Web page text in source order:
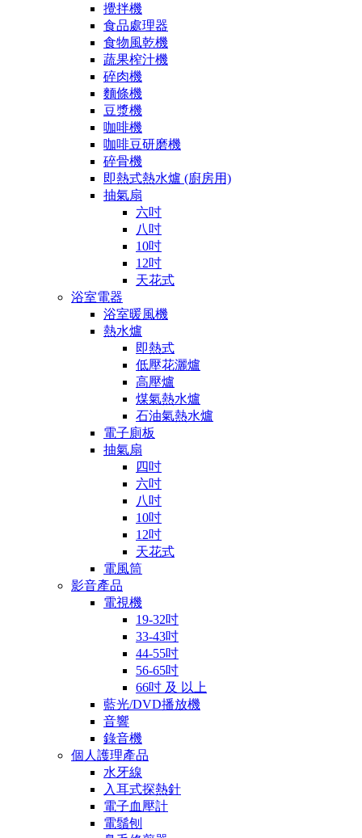
攪拌機
食品處理器
食物風乾機
蔬果榨汁機
碎肉機
麵條機
豆漿機
咖啡機
咖啡豆研磨機
碎骨機
即熱式熱水爐 (廚房用)
抽氣扇
六吋
八吋
10吋
12吋
天花式
浴室電器
浴室暖風機
熱水爐
即熱式
低壓花灑爐
高壓爐
煤氣熱水爐
石油氣熱水爐
電子廁板
抽氣扇
四吋
六吋
八吋
10吋
12吋
天花式
電風筒
影音產品
電視機
19-32吋
33-43吋
44-55吋
56-65吋
66吋 及 以上
藍光/DVD播放機
音響
錄音機
個人護理產品
水牙線
入耳式探熱針
電子血壓計
電鬚刨